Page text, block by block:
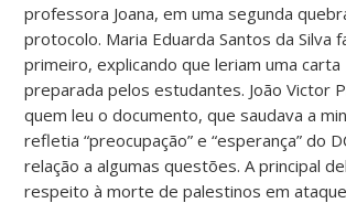
professora Joana, em uma segunda
protocolo. Maria Eduarda Santos da Silva
primeiro, explicando que leriam uma carta
preparada pelos estudantes. João Victor
quem leu o documento, que saudava a
refletia “preocupação” e “esperança” do
relação a algumas questões. A principal
respeito à morte de palestinos em